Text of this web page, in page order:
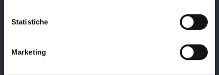
Statistiche
Marketing
Bandi e avvisi
Bandi di gara